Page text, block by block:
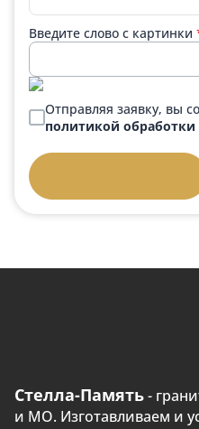
Введите слово с картинки
Отправляя заявку, вы
политикой
Стелла-Память-
и МО. Изготавливаем и